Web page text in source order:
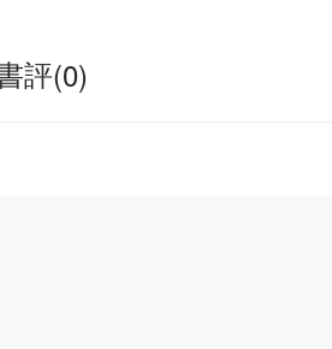
評(0)